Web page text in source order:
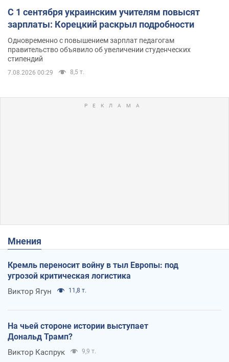
С 1 сентября украинским учителям повысят
зарплаты: Корецкий раскрыл подробности
Одновременно с повышением зарплат педагогам
правительство объявило об увеличении студенческих
стипендий
7.08.2026 00:29 8,5 т.
Мнения
Кремль переносит войну в тыл Европы: под
угрозой критическая логистика
Виктор Ягун 11,8 т.
На чьей стороне истории выступает
Дональд Трамп?
Виктор Каспрук 9,9 т.